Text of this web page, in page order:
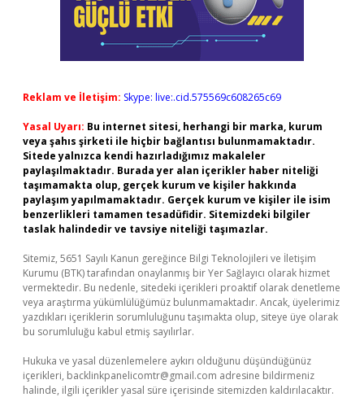
Reklam ve İletişim: Skype: live:.cid.575569c608265c69
Yasal Uyarı: Bu internet sitesi, herhangi bir marka, kurum
veya şahıs şirketi ile hiçbir bağlantısı bulunmamaktadır.
Sitede yalnızca kendi hazırladığımız makaleler
paylaşılmaktadır. Burada yer alan içerikler haber niteliği
taşımamakta olup, gerçek kurum ve kişiler hakkında
paylaşım yapılmamaktadır. Gerçek kurum ve kişiler ile isim
benzerlikleri tamamen tesadüfidir. Sitemizdeki bilgiler
taslak halindedir ve tavsiye niteliği taşımazlar.
Sitemiz, 5651 Sayılı Kanun gereğince Bilgi Teknolojileri ve İletişim
Kurumu (BTK) tarafından onaylanmış bir Yer Sağlayıcı olarak hizmet
vermektedir. Bu nedenle, sitedeki içerikleri proaktif olarak denetleme
veya araştırma yükümlülüğümüz bulunmamaktadır. Ancak, üyelerimiz
yazdıkları içeriklerin sorumluluğunu taşımakta olup, siteye üye olarak
bu sorumluluğu kabul etmiş sayılırlar.
Hukuka ve yasal düzenlemelere aykırı olduğunu düşündüğünüz
içerikleri, backlinkpanelicomtr@gmail.com adresine bildirmeniz
halinde, ilgili içerikler yasal süre içerisinde sitemizden kaldırılacaktır.